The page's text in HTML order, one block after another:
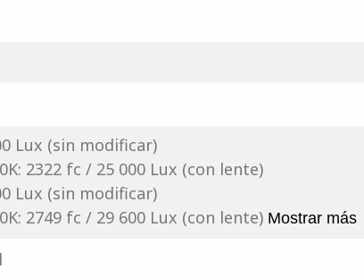
Lux (sin modificar)
2322 fc / 25 000 Lux (con lente)
Lux (sin modificar)
2749 fc / 29 600 Lux (con lente) Mostrar más